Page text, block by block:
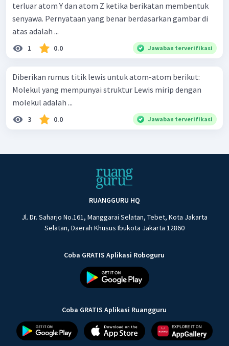
terluar atom Y dan atom Z ketika berikatan membentuk
senyawa. Pernyataan yang benar berdasarkan gambar di
atas adalah ...
1 0.0 Jawaban terverifikasi
Diberikan rumus titik lewis untuk atom-atom berikut:
Molekul yang mempunyai struktur Lewis mirip dengan
molekul adalah ...
3 0.0 Jawaban terverifikasi
RUANGGURU HQ
Jl. Dr. Saharjo No.161, Manggarai Selatan, Tebet, Kota Jakarta
Selatan, Daerah Khusus Ibukota Jakarta 12860
Coba GRATIS Aplikasi Roboguru
Coba GRATIS Aplikasi Ruangguru